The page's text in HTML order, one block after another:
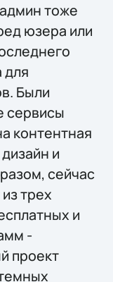
тоже
юзера или
для
Были
сервисы
контентная
и
сейчас
трех
и
-
проект